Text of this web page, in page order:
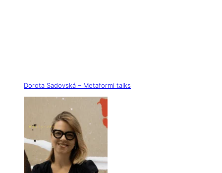
Dorota Sadovská – Metaformi talks